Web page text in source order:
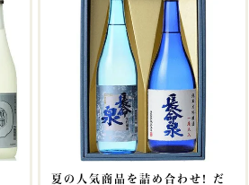
夏の人気商品を詰め合わせ! だ